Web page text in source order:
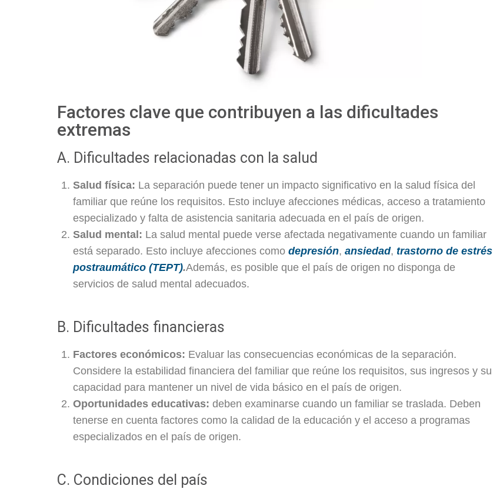
Factores clave que contribuyen a las dificultades
extremas
A. Dificultades relacionadas con la salud
Salud física: La separación puede tener un impacto significativo en la salud física del
familiar que reúne los requisitos. Esto incluye afecciones médicas, acceso a tratamiento
especializado y falta de asistencia sanitaria adecuada en el país de origen.
Salud mental: La salud mental puede verse afectada negativamente cuando un familiar
está separado. Esto incluye afecciones como depresión, ansiedad, trastorno de estrés
postraumático (TEPT).Además, es posible que el país de origen no disponga de
servicios de salud mental adecuados.
B. Dificultades financieras
Factores económicos: Evaluar las consecuencias económicas de la separación.
Considere la estabilidad financiera del familiar que reúne los requisitos, sus ingresos y su
capacidad para mantener un nivel de vida básico en el país de origen.
Oportunidades educativas: deben examinarse cuando un familiar se traslada. Deben
tenerse en cuenta factores como la calidad de la educación y el acceso a programas
especializados en el país de origen.
C. Condiciones del país